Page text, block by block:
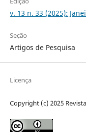
v. 13 n. 33 (2025):
Seção
Artigos de Pesquisa
Licença
Copyright (c) 2025